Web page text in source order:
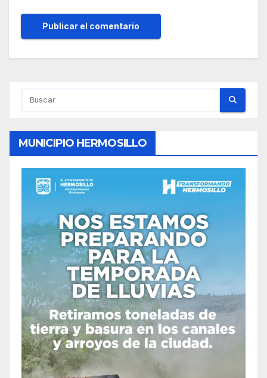
MUNICIPIO HERMOSILLO